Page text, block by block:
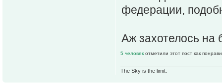
федерации,
Аж захотелось на
5 человек отметили этот пост как
The Sky is the limit.